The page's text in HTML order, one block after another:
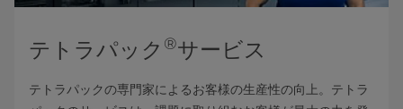
テトラパック ®サービス
テトラパックの専門家によるお客様の生産性の向上。テトラ